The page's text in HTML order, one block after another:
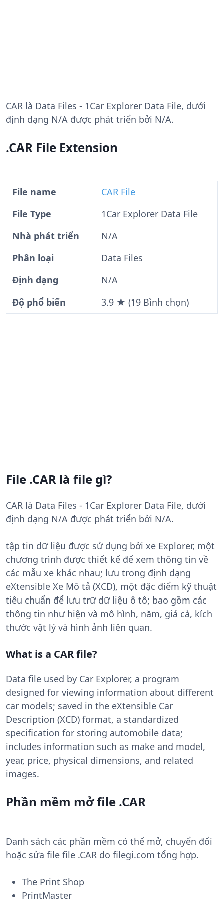
CAR là Data Files - 1Car Explorer Data File, dưới
định dạng N/A được phát triển bởi N/A.
.CAR File Extension
File name
CAR File
File Type
1Car Explorer Data File
Nhà phát triển
N/A
Phân loại
Data Files
Định dạng
N/A
Độ phổ biến
3.9 ★ (19 Bình chọn)
File .CAR là file gì?
CAR là Data Files - 1Car Explorer Data File, dưới
định dạng N/A được phát triển bởi N/A.
tập tin dữ liệu được sử dụng bởi xe Explorer, một
chương trình được thiết kế để xem thông tin về
các mẫu xe khác nhau; lưu trong định dạng
eXtensible Xe Mô tả (XCD), một đặc điểm kỹ thuật
tiêu chuẩn để lưu trữ dữ liệu ô tô; bao gồm các
thông tin như hiện và mô hình, năm, giá cả, kích
thước vật lý và hình ảnh liên quan.
What is a CAR file?
Data file used by Car Explorer, a program
designed for viewing information about different
car models; saved in the eXtensible Car
Description (XCD) format, a standardized
specification for storing automobile data;
includes information such as make and model,
year, price, physical dimensions, and related
images.
Phần mềm mở file .CAR
Danh sách các phần mềm có thể mở, chuyển đổi
hoặc sửa file file .CAR do filegi.com tổng hợp.
The Print Shop
PrintMaster